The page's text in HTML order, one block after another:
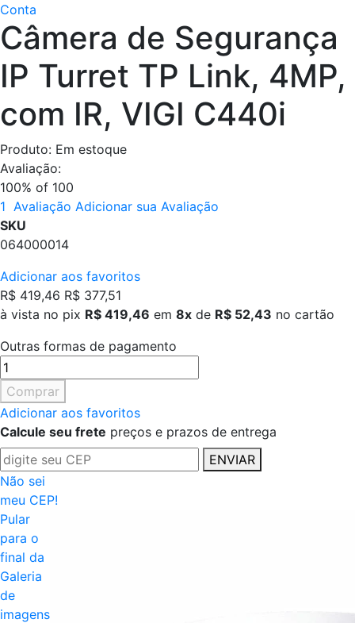
Conta
Câmera de Segurança
IP Turret TP Link, 4MP,
com IR, VIGI C440i
Produto: Em estoque
Avaliação:
100% of 100
1 Avaliação Adicionar sua Avaliação
SKU
064000014
Adicionar aos favoritos
R$ 419,46 R$ 377,51
à vista no pix R$ 419,46 em 8x de R$ 52,43 no cartão
Outras formas de pagamento
Comprar
Adicionar aos favoritos
Calcule seu frete preços e prazos de entrega
ENVIAR
Não sei
meu CEP!
Pular
para o
final da
Galeria
de
imagens